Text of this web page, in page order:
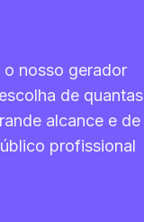
o nosso gerador
de quantas
alcance e de
profissional